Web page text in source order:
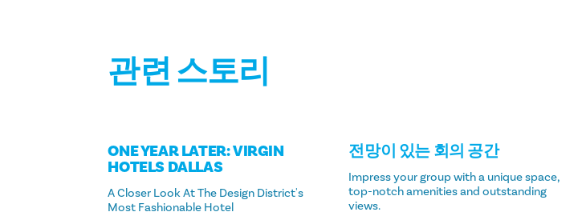
관련 스토리
ONE YEAR LATER: VIRGIN
HOTELS DALLAS
A Closer Look At The Design District's
Most Fashionable Hotel
전망이 있는 회의 공간
Impress your group with a unique space,
top-notch amenities and outstanding
views.